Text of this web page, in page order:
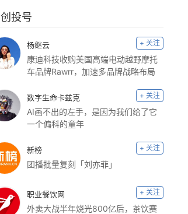
创投号
杨继云 + 关注
康迪科技收购美国高端电动越野摩托
车品牌Rawrr，加速多品牌战略布局​
数字生命卡兹克 + 关注
AI画不出的左手，是因为我们给了它
一个偏科的童年
新榜 + 关注
团播批量复刻「刘亦菲」
职业餐饮网 + 关注
外卖大战半年烧光800亿后，茶饮赛